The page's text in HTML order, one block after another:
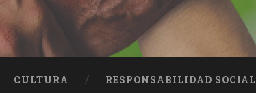
CULTURA RESPONSABILIDAD SOCIAL